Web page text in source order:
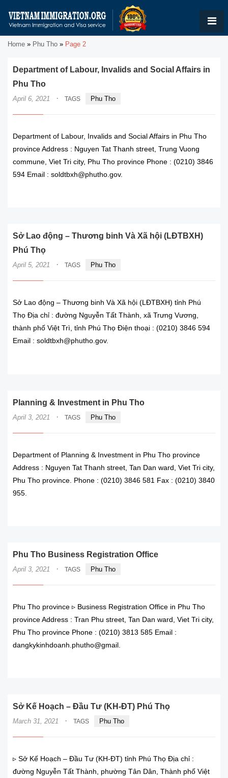
Home » Phu Tho » Page 2
Department of Labour, Invalids and Social Affairs in
Phu Tho
April 6, 2021 · TAGS Phu Tho
Department of Labour, Invalids and Social Affairs in Phu Tho
province Address : Nguyen Tat Thanh street, Trung Vuong
commune, Viet Tri city, Phu Tho province Phone : (0210) 3846
594 Email : soldtbxh@phutho.gov.
Sở Lao động – Thương binh Và Xã hội (LĐTBXH)
Phú Thọ
April 5, 2021 · TAGS Phu Tho
Sở Lao động – Thương binh Và Xã hội (LĐTBXH) tỉnh Phú
Thọ Địa chỉ : đường Nguyễn Tất Thành, xã Trưng Vương,
thành phố Việt Trì, tỉnh Phú Thọ Điện thoại : (0210) 3846 594
Email : soldtbxh@phutho.gov.
Planning & Investment in Phu Tho
April 3, 2021 · TAGS Phu Tho
Department of Planning & Investment in Phu Tho province
Address : Nguyen Tat Thanh street, Tan Dan ward, Viet Tri city,
Phu Tho province. Phone : (0210) 3846 581 Fax : (0210) 3840
955.
Phu Tho Business Registration Office
April 3, 2021 · TAGS Phu Tho
Phu Tho province ▹ Business Registration Office in Phu Tho
province Address : Tran Phu street, Tan Dan ward, Viet Tri city,
Phu Tho province Phone : (0210) 3813 585 Email :
dangkykinhdoanh.phutho@gmail.
Sở Kế Hoạch – Đầu Tư (KH-ĐT) Phú Thọ
March 31, 2021 · TAGS Phu Tho
▹ Sở Kế Hoạch – Đầu Tư (KH-ĐT) tỉnh Phú Thọ Địa chỉ :
đường Nguyễn Tất Thành, phường Tân Dân, Thành phố Việt